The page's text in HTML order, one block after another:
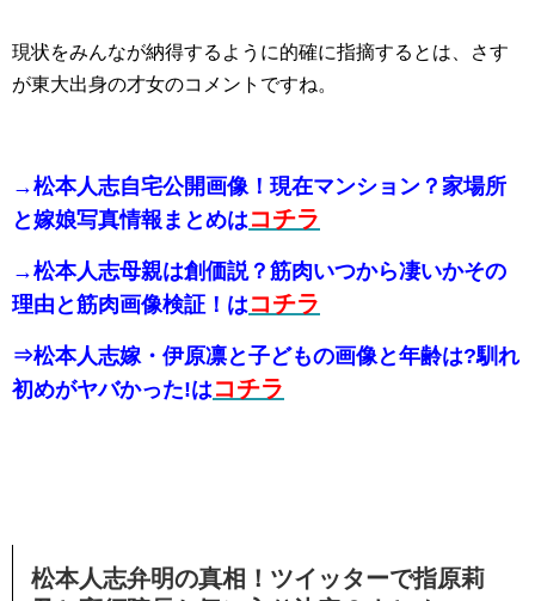
現状をみんなが納得するように的確に指摘するとは、さす
が東大出身の才女のコメントですね。
→松本人志自宅公開画像！現在マンション？家場所
と嫁娘写真情報まとめは コチラ
→松本人志母親は創価説？筋肉いつから凄いかその
理由と筋肉画像検証！は コチラ
⇒松本人志嫁・伊原凛と子どもの画像と年齢は?馴れ
初めがヤバかった!は コチラ
松本人志弁明の真相！ツイッターで指原莉